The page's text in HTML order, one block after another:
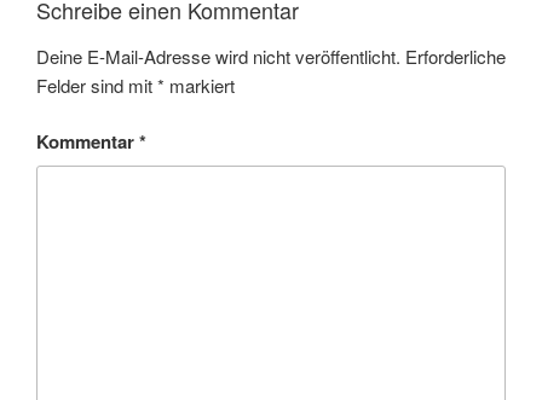
Schreibe einen Kommentar
Deine E-Mail-Adresse wird nicht veröffentlicht. Erforderliche
Felder sind mit* markiert
Kommentar*